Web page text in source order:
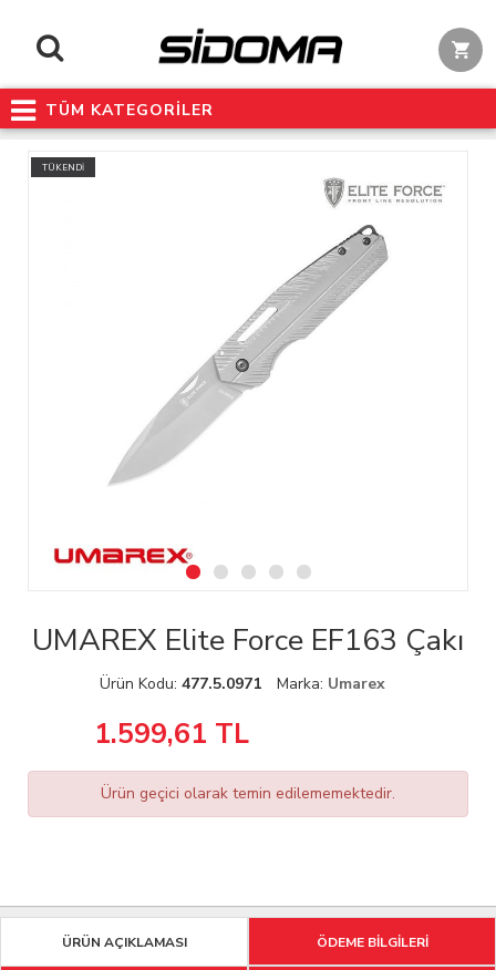
TÜM KATEGORİLER
TÜKENDİ
UMAREX Elite Force EF163 Çakı
Ürün Kodu: 477.5.0971 Marka: Umarex
1.599,61 TL
Ürün geçici olarak temin edilememektedir.
ÜRÜN AÇIKLAMASI ÖDEME BİLGİLERİ